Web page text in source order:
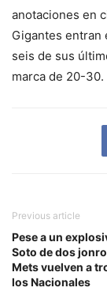
anotaciones en
Gigantes entran
seis de sus
marca de 20-30.
Previous article
Pese a un
Soto de dos
Mets vuelven a
los Nacionales